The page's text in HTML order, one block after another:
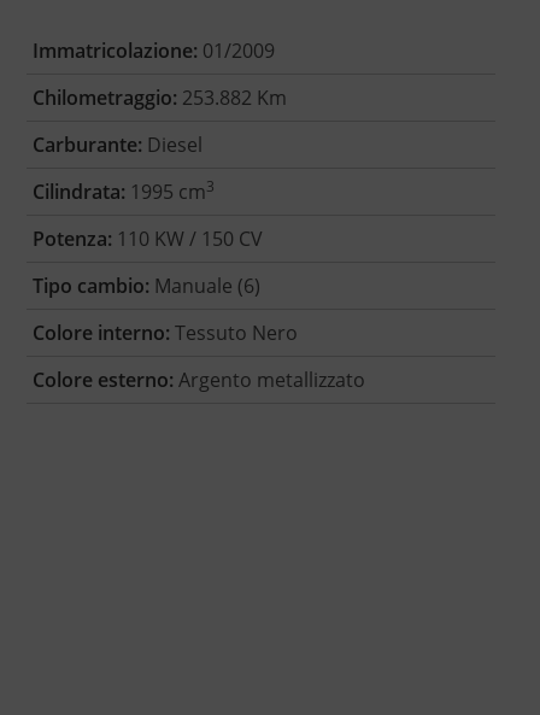
Immatricolazione: 01/2009
Chilometraggio: 253.882 Km
Carburante: Diesel
Cilindrata: 1995 cm3
Potenza: 110 KW / 150 CV
Tipo cambio: Manuale (6)
Colore interno: Tessuto Nero
Colore esterno: Argento metallizzato